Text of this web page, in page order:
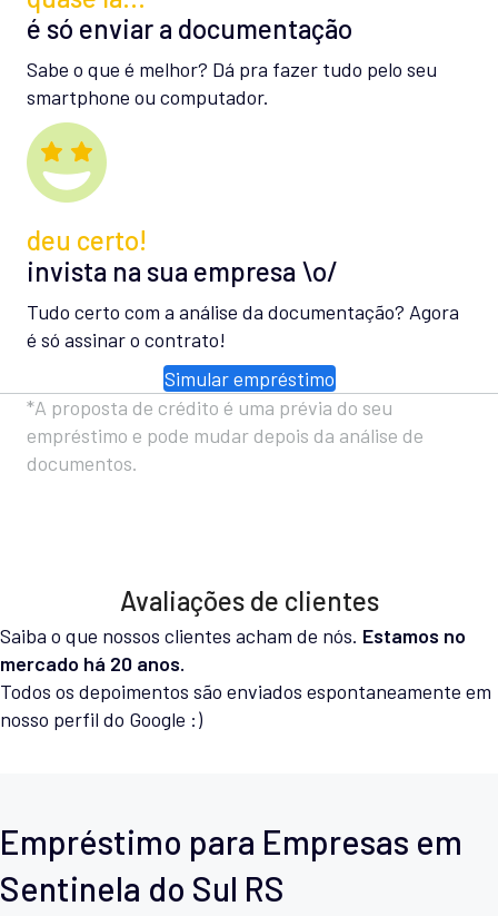
é só enviar a documentação
Sabe o que é melhor? Dá pra fazer tudo pelo seu
smartphone ou computador.
deu certo!
invista na sua empresa \o/
Tudo certo com a análise da documentação? Agora
é só assinar o contrato!
Simular empréstimo
*A proposta de crédito é uma prévia do seu
empréstimo e pode mudar depois da análise de
documentos.
Avaliações de clientes
Saiba o que nossos clientes acham de nós. Estamos no
mercado há 20 anos.
Todos os depoimentos são enviados espontaneamente em
nosso perfil do Google :)
Empréstimo para Empresas em
Sentinela do Sul RS